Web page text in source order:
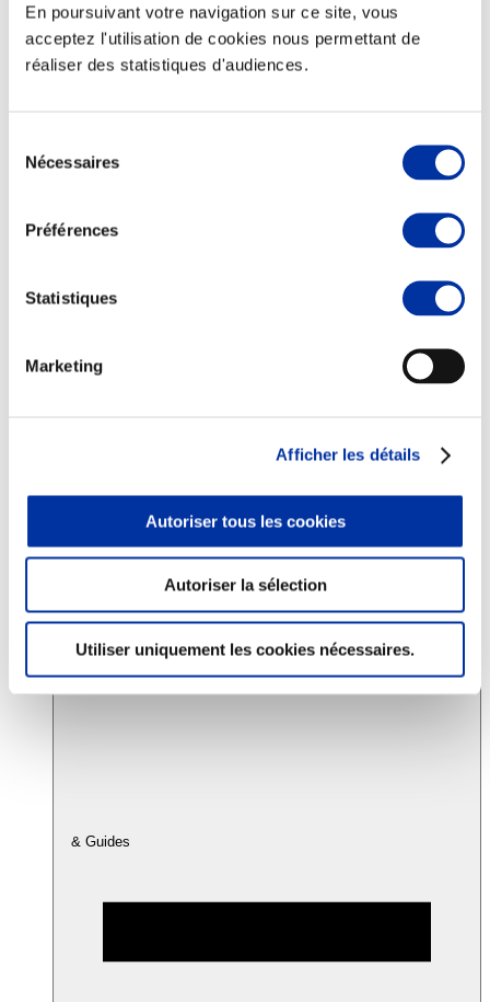
En poursuivant votre navigation sur ce site, vous
acceptez l'utilisation de cookies nous permettant de
réaliser des statistiques d'audiences.
Nécessaires
Préférences
Statistiques
Marketing
Afficher les détails
Autoriser tous les cookies
Autoriser la sélection
Utiliser uniquement les cookies nécessaires.
Consommation
Viandes et santé
Juste rémunération et attractivité des métiers
Sources d’information
Accords
& Guides